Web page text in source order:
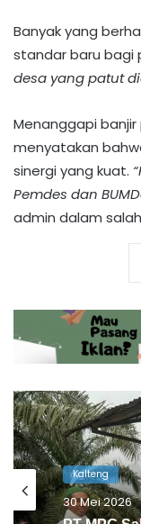
Banyak yang
standar baru bagi
desa yang patut
Menanggapi banjir
menyatakan
sinergi yang kuat.
Pemdes dan
admin dalam
Kalteng
28 Mei 2026